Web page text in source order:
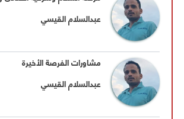
عبدالسلام القيسي
مشاورات الفرصة الأخيرة
عبدالسلام القيسي